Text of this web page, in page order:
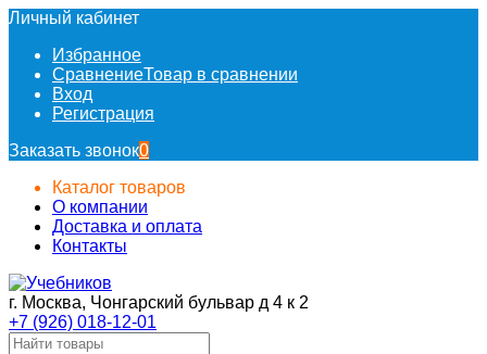
Личный кабинет
Избранное
СравнениеТовар в сравнении
Вход
Регистрация
Заказать звонок0
Каталог товаров
О компании
Доставка и оплата
Контакты
г. Москва, Чонгарский бульвар д 4 к 2
+7 (926) 018-12-01